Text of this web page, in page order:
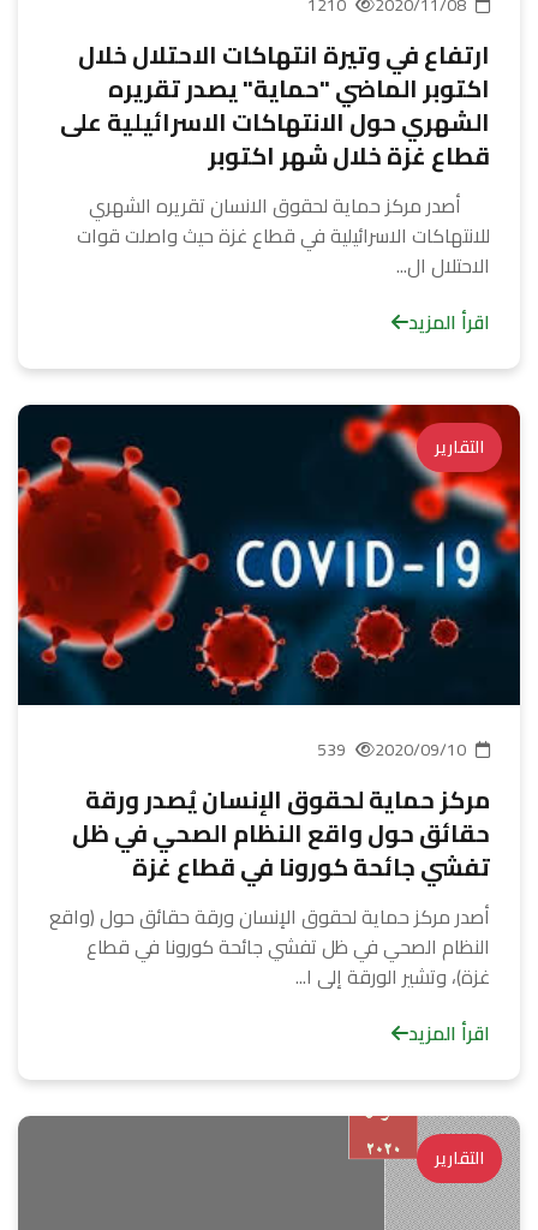
ارتفاع في وتيرة انتهاكات الاحتلال خلال
اكتوبر الماضي "حماية" يصدر تقريره
الشهري حول الانتهاكات الاسرائيلية على
قطاع غزة خلال شهر اكتوبر
أصدر مركز حماية لحقوق الانسان تقريره الشهري
للانتهاكات الاسرائيلية في قطاع غزة حيث واصلت قوات
الاحتلال ال...
اقرأ المزيد
التقارير
مركز حماية لحقوق الإنسان يُصدر ورقة
حقائق حول واقع النظام الصحي في ظل
تفشي جائحة كورونا في قطاع غزة
أصدر مركز حماية لحقوق الإنسان ورقة حقائق حول (واقع
النظام الصحي في ظل تفشي جائحة كورونا في قطاع
غزة)، وتشير الورقة إلى ا...
اقرأ المزيد
التقارير